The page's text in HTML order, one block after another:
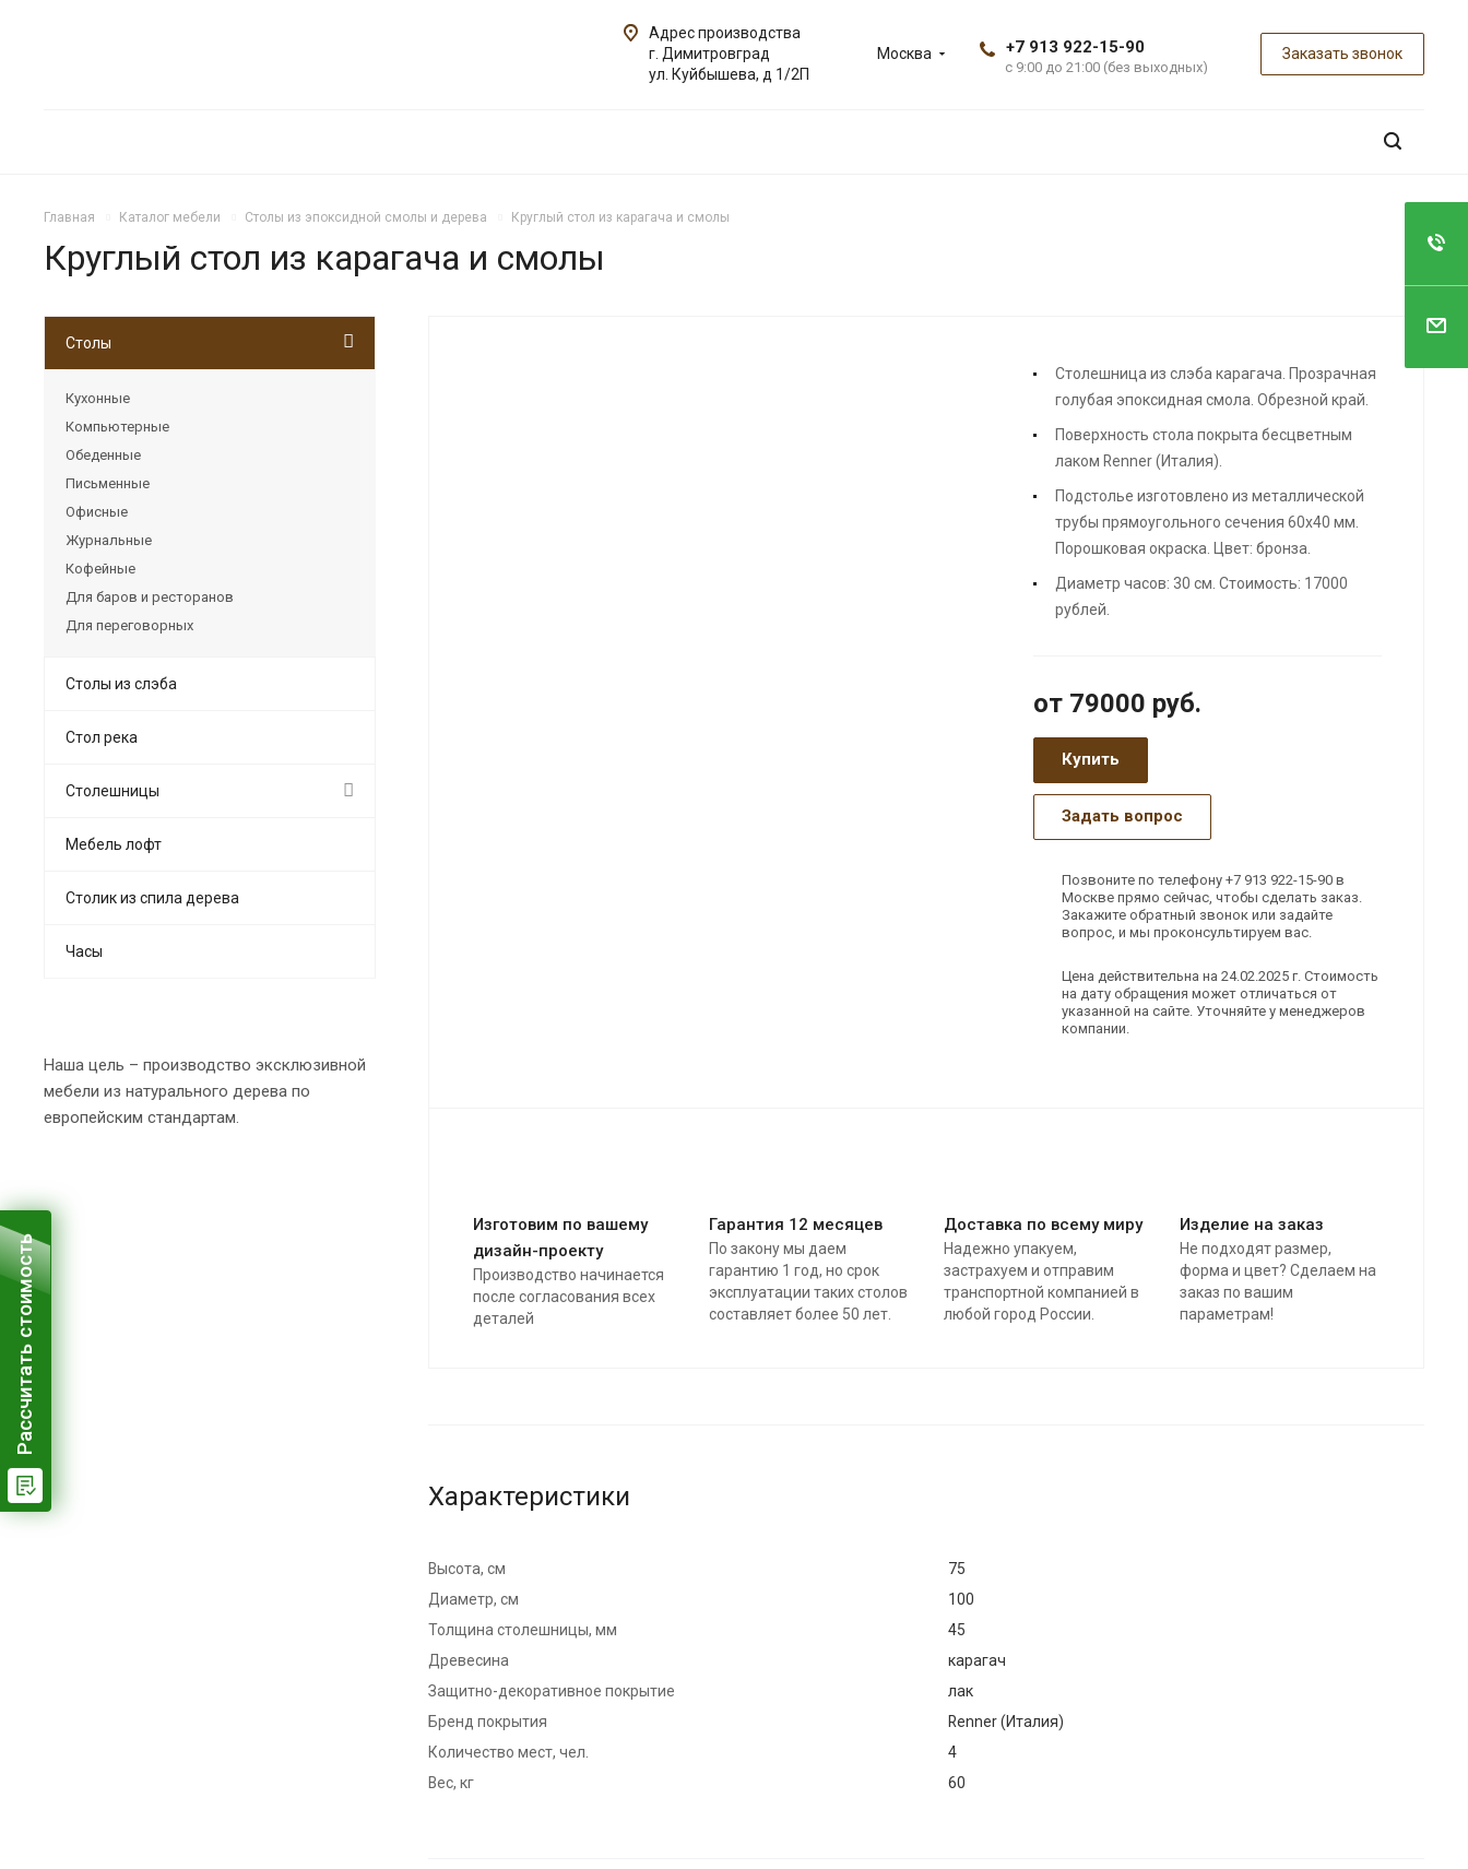
Москва +7 913 922-15-90
с 9:00 до 21:00 (без выходных)
Заказать звонок
Адрес производства
г. Димитровград
ул. Куйбышева, д 1/2П
Главная Каталог мебели Столы из эпоксидной смолы и дерева Круглый стол из карагача и смолы
Круглый стол из карагача и смолы
Столешница из слэба карагача. Прозрачная
голубая эпоксидная смола. Обрезной край.
Поверхность стола покрыта бесцветным
лаком Renner (Италия).
Подстолье изготовлено из металлической
трубы прямоугольного сечения 60х40 мм.
Порошковая окраска. Цвет: бронза.
Диаметр часов: 30 см. Стоимость: 17000
рублей.
от 79000 руб.
Купить
Задать вопрос
Позвоните по телефону +7 913 922-15-90 в
Москве прямо сейчас, чтобы сделать заказ.
Закажите обратный звонок или задайте
вопрос, и мы проконсультируем вас.
Цена действительна на 24.02.2025 г. Стоимость
на дату обращения может отличаться от
указанной на сайте. Уточняйте у менеджеров
компании.
Изготовим по вашему
дизайн-проекту
Производство начинается
после согласования всех
деталей
Гарантия 12 месяцев
По закону мы даем
гарантию 1 год, но срок
эксплуатации таких столов
составляет более 50 лет.
Доставка по всему миру
Надежно упакуем,
застрахуем и отправим
транспортной компанией в
любой город России.
Изделие на заказ
Не подходят размер,
форма и цвет? Сделаем на
заказ по вашим
параметрам!
Характеристики
Высота, см
75
Диаметр, см
100
Толщина столешницы, мм
45
Древесина
карагач
Защитно-декоративное покрытие
лак
Бренд покрытия
Renner (Италия)
Количество мест, чел.
4
Вес, кг
60
Столы
Кухонные
Компьютерные
Обеденные
Письменные
Офисные
Журнальные
Кофейные
Для баров и ресторанов
Для переговорных
Столы из слэба
Стол река
Столешницы
Мебель лофт
Столик из спила дерева
Часы
Наша цель – производство эксклюзивной
мебели из натурального дерева по
европейским стандартам.
Рассчитать стоимость